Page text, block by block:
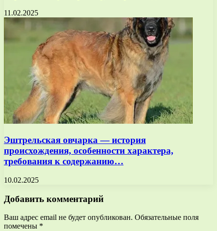
11.02.2025
Эштрельская овчарка — история
происхождения, особенности характера,
требования к содержанию…
10.02.2025
Добавить комментарий
Ваш адрес email не будет опубликован. Обязательные поля
помечены *